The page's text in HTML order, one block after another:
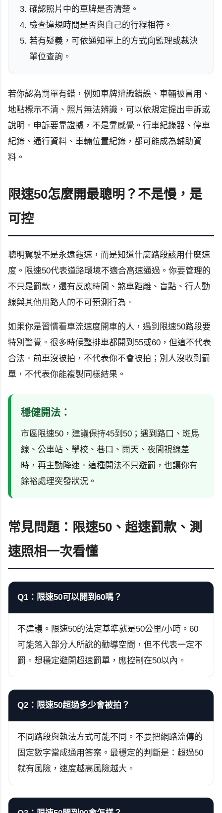
確認照片中的車牌是否清楚。
檢查違規時間是否與自己的行程相符。
若有疑義，可依通知單上的方式向監理或裁決
單位查詢。
若你認為罰單有錯，例如車牌辨識錯誤、車輛被冒用、
地點標示不清、照片無法辨識，可以依規定提出申訴或
說明。申訴要靠證據，不是靠感覺。行車紀錄器、停車
紀錄、通行資料、車輛位置紀錄，都可能成為輔助資
料。
限速50怎麼開最聰明？不是慢，是
可控
聰明駕駛不是永遠龜速，而是知道什麼路段該用什麼速
度。限速50代表道路環境不適合高速通過。你要管理的
不只是罰款，還有反應時間、煞車距離、盲點、行人動
線與其他用路人的不可預測行為。
如果你是習慣看車流速度開車的人，遇到限速50路段要
特別警覺。很多時候整排車都開到55或60，但這不代表
合法。前車沒被拍，不代表你不會被拍；別人沒收到罰
單，不代表你能複製同樣結果。
穩健開法：
市區限速50，建議保持45到50；遇到路口、斑馬
線、公車站、學校、巷口、雨天、夜間視線差
時，再主動降速。這種開法不只避罰，也讓你有
餘裕處理突發狀況。
常見問題：限速50、超速罰款、測
速照相一次看懂
Q1：限速50可以開到60嗎？
不建議。限速50的法定基準就是50公里/小時。60
可能落入部分人所說的勸導空間，但不代表一定不
罰。想穩定避開超速罰單，應控制在50以內。
Q2：限速50超過多少會被拍？
不同路段與執法方式可能不同。不要把網路流傳的
固定數字當成通用答案。最穩定的判斷是：超過50
就有風險，速度越高風險越大。